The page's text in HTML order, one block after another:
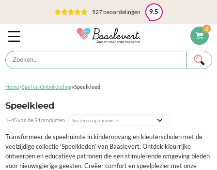
0
527 beoordelingen 9.5
Home»Spel en Ontwikkeling»Speelkleed
Speelkleed
1–45 van de 54 producten
Transformeer de speelruimte in kinderopvang en kleuterscholen met de
veelzijdige collectie ‘Speelkleden’ van Baaslevert. Ontdek kleurrijke
ontwerpen en educatieve patronen die een stimulerende omgeving bieden
voor nieuwsgierige geesten. Creëer comfort en speelplezier met onze